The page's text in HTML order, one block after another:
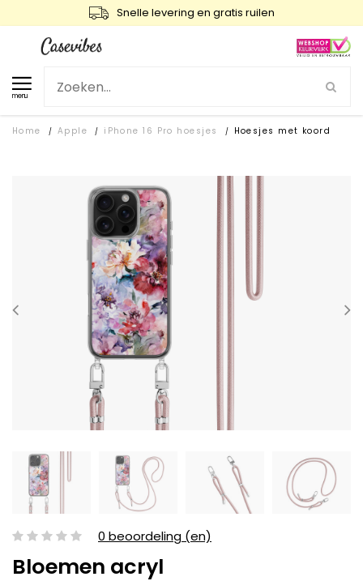
Snelle levering en gratis ruilen
menu
Home / Apple / iPhone 16 Pro hoesjes / Hoesjes met koord
0 beoordeling (en)
Bloemen acryl